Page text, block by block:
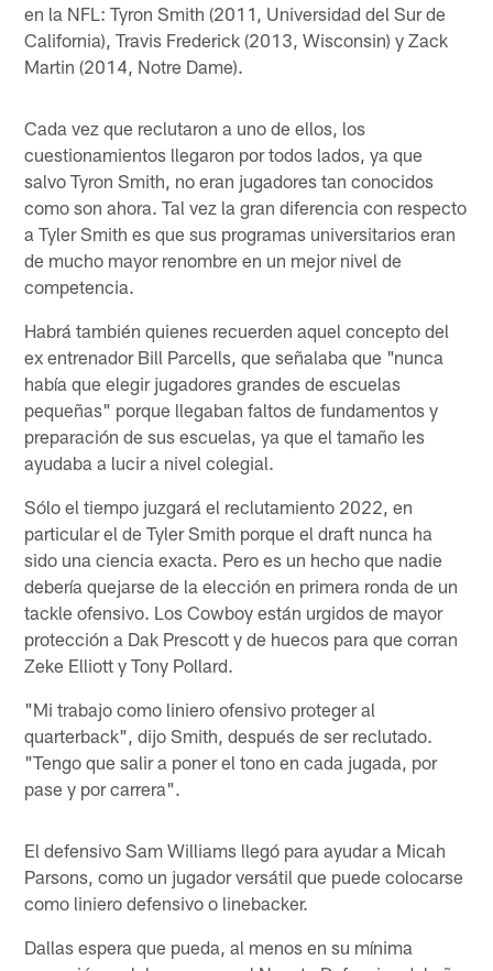
en la NFL: Tyron Smith (2011, Universidad del Sur de
California), Travis Frederick (2013, Wisconsin) y Zack
Martin (2014, Notre Dame).
Cada vez que reclutaron a uno de ellos, los
cuestionamientos llegaron por todos lados, ya que
salvo Tyron Smith, no eran jugadores tan conocidos
como son ahora. Tal vez la gran diferencia con respecto
a Tyler Smith es que sus programas universitarios eran
de mucho mayor renombre en un mejor nivel de
competencia.
Habrá también quienes recuerden aquel concepto del
ex entrenador Bill Parcells, que señalaba que "nunca
había que elegir jugadores grandes de escuelas
pequeñas" porque llegaban faltos de fundamentos y
preparación de sus escuelas, ya que el tamaño les
ayudaba a lucir a nivel colegial.
Sólo el tiempo juzgará el reclutamiento 2022, en
particular el de Tyler Smith porque el draft nunca ha
sido una ciencia exacta. Pero es un hecho que nadie
debería quejarse de la elección en primera ronda de un
tackle ofensivo. Los Cowboy están urgidos de mayor
protección a Dak Prescott y de huecos para que corran
Zeke Elliott y Tony Pollard.
"Mi trabajo como liniero ofensivo proteger al
quarterback", dijo Smith, después de ser reclutado.
"Tengo que salir a poner el tono en cada jugada, por
pase y por carrera".
El defensivo Sam Williams llegó para ayudar a Micah
Parsons, como un jugador versátil que puede colocarse
como liniero defensivo o linebacker.
Dallas espera que pueda, al menos en su mínima